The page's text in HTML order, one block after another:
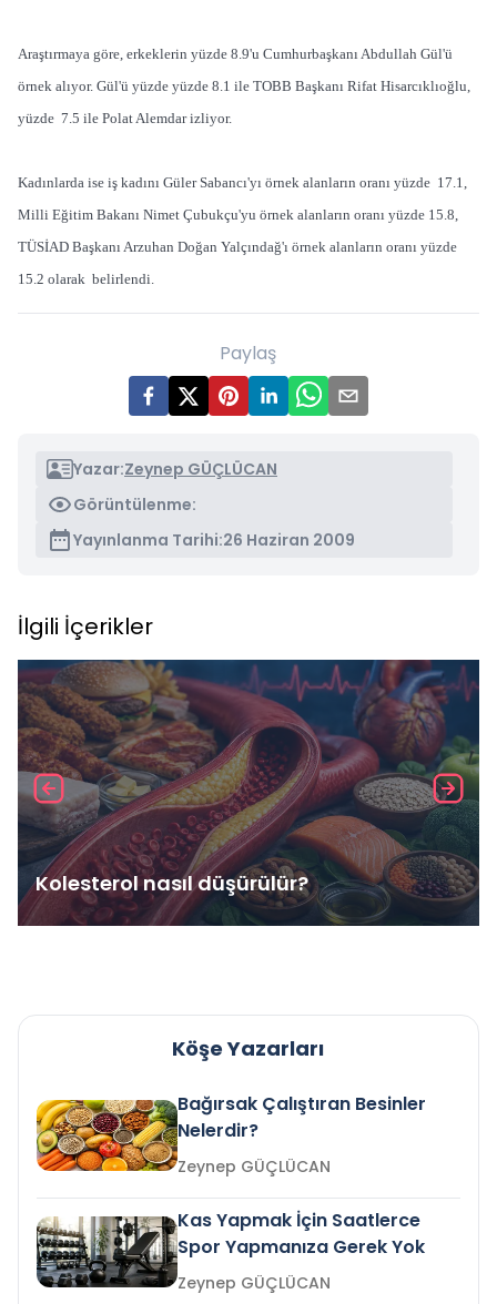
Araştırmaya göre, erkeklerin yüzde 8.9'u Cumhurbaşkanı Abdullah Gül'ü
örnek alıyor. Gül'ü yüzde yüzde 8.1 ile TOBB Başkanı Rifat Hisarcıklıoğlu,
yüzde 7.5 ile Polat Alemdar izliyor.
Kadınlarda ise iş kadını Güler Sabancı'yı örnek alanların oranı yüzde 17.1,
Milli Eğitim Bakanı Nimet Çubukçu'yu örnek alanların oranı yüzde 15.8,
TÜSİAD Başkanı Arzuhan Doğan Yalçındağ'ı örnek alanların oranı yüzde
15.2 olarak belirlendi.
Paylaş
Yazar:Zeynep GÜÇLÜCAN
Görüntülenme:
Yayınlanma Tarihi:26 Haziran 2009
İlgili İçerikler
Kolesterol nasıl düşürülür?
Köşe Yazarları
Bağırsak Çalıştıran Besinler
Nelerdir?
Zeynep GÜÇLÜCAN
Kas Yapmak İçin Saatlerce
Spor Yapmanıza Gerek Yok
Zeynep GÜÇLÜCAN